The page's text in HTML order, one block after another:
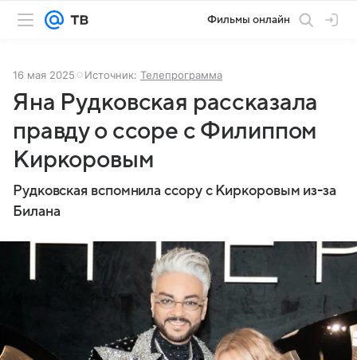
Фильмы онлайн
16 мая 2025 Источник: Телепрограмма
Яна Рудковская рассказала
правду о ссоре с Филиппом
Киркоровым
Рудковская вспомнила ссору с Киркоровым из-за
Билана